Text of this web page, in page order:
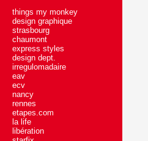
things my monkey
design graphique
strasbourg
chaumont
express styles
design dept.
irregulomadaire
eav
ecv
nancy
rennes
etapes.com
la life
libération